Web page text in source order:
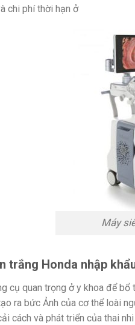
chi phí thời hạn ở
Máy
trắng Honda nhập
cụ quan trọng ở y khoa để
ra bức Ảnh của cơ thể loài
cách và phát triển của thai